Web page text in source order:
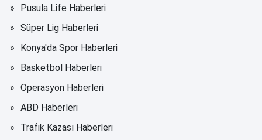
Pusula Life Haberleri
Süper Lig Haberleri
Konya'da Spor Haberleri
Basketbol Haberleri
Operasyon Haberleri
ABD Haberleri
Trafik Kazası Haberleri